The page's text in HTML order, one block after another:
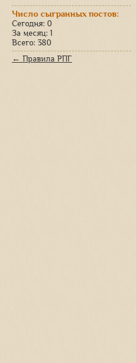
Число сыгранных постов:
Сегодня: 0
За месяц: 1
Всего: 380
← Правила РПГ